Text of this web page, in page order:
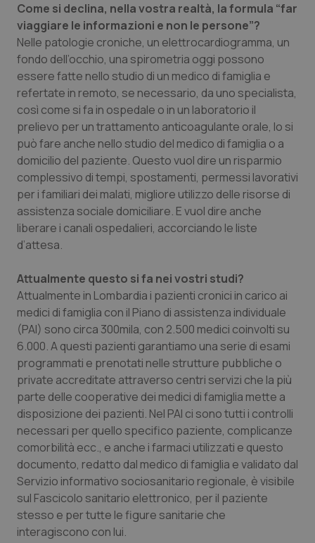
Umbria
Valle D’Aosta
Veneto
Oftalmologia
Oncodermatologia
Oncoematologia
Oncologia & Nutrizione
Psoriasi & pelle
Quotidiano Cardiologia
Quotidiano Chirurgia
Quotidiano Oncologia
Quotidiano Pediatria
Rene & patologie urogenitali
Salute orale & impianti
Sangue & coagulazione
Tiroide
Tumore al seno
Tumore ovarico
Come si declina, nella vostra realtà, la formula “far
viaggiare le informazioni e non le persone”?
Nelle patologie croniche, un elettrocardiogramma, un
fondo dell’occhio, una spirometria oggi possono
essere fatte nello studio di un medico di famiglia e
refertate in remoto, se necessario, da uno specialista,
così come si fa in ospedale o in un laboratorio il
prelievo per un trattamento anticoagulante orale, lo si
può fare anche nello studio del medico di famiglia o a
domicilio del paziente. Questo vuol dire un risparmio
complessivo di tempi, spostamenti, permessi lavorativi
per i familiari dei malati, migliore utilizzo delle risorse di
assistenza sociale domiciliare. E vuol dire anche
liberare i canali ospedalieri, accorciando le liste
d’attesa.
Attualmente questo si fa nei vostri studi?
Attualmente in Lombardia i pazienti cronici in carico ai
medici di famiglia con il Piano di assistenza individuale
(PAI) sono circa 300mila, con 2.500 medici coinvolti su
6.000. A questi pazienti garantiamo una serie di esami
programmati e prenotati nelle strutture pubbliche o
private accreditate attraverso centri servizi che la più
parte delle cooperative dei medici di famiglia mette a
disposizione dei pazienti. Nel PAI ci sono tutti i controlli
necessari per quello specifico paziente, complicanze
comorbilità ecc., e anche i farmaci utilizzati e questo
documento, redatto dal medico di famiglia e validato dal
Servizio informativo sociosanitario regionale, è visibile
sul Fascicolo sanitario elettronico, per il paziente
stesso e per tutte le figure sanitarie che
interagiscono con lui.